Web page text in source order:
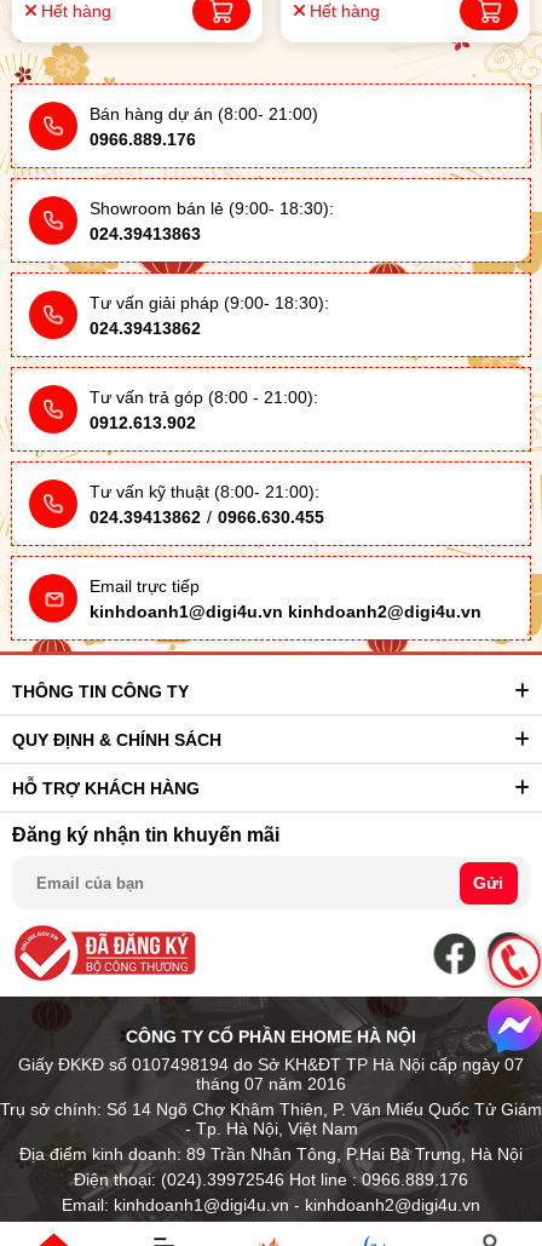
Hết hàng Hết hàng
Bán hàng dự án (8:00- 21:00)
0966.889.176
Showroom bán lẻ (9:00- 18:30):
024.39413863
Tư vấn giải pháp (9:00- 18:30):
024.39413862
Tư vấn trả góp (8:00 - 21:00):
0912.613.902
Tư vấn kỹ thuật (8:00- 21:00):
024.39413862 / 0966.630.455
Email trực tiếp
kinhdoanh1@digi4u.vn kinhdoanh2@digi4u.vn
THÔNG TIN CÔNG TY
QUY ĐỊNH & CHÍNH SÁCH
HỖ TRỢ KHÁCH HÀNG
Đăng ký nhận tin khuyến mãi
Gửi
CÔNG TY CỔ PHẦN EHOME HÀ NỘI
Giấy ĐKKĐ số 0107498194 do Sở KH&ĐT TP Hà Nội cấp ngày 07
tháng 07 năm 2016
Trụ sở chính: Số 14 Ngõ Chợ Khâm Thiên, P. Văn Miếu Quốc Tử Giám
- Tp. Hà Nội, Việt Nam
Địa điểm kinh doanh: 89 Trần Nhân Tông, P.Hai Bà Trưng, Hà Nội
Điện thoại: (024).39972546 Hot line : 0966.889.176
Email: kinhdoanh1@digi4u.vn - kinhdoanh2@digi4u.vn